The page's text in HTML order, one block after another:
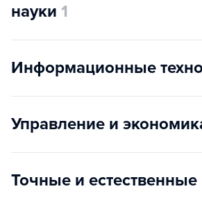
науки 1
Информационные
Управление и
Точные и естественные